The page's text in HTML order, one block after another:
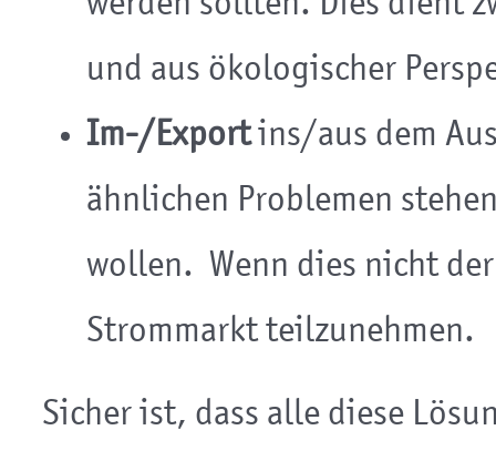
und aus ökologischer
Im-/Exportins/aus dem
ähnlichen Problemen
wollen. Wenn dies nicht
Strommarkt teilzunehmen.
Sicher ist, dass alle diese